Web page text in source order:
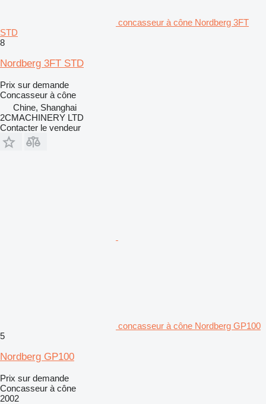
concasseur à cône Nordberg 3FT
STD
8
Nordberg 3FT STD
Prix sur demande
Concasseur à cône
Chine, Shanghai
2CMACHINERY LTD
Contacter le vendeur
concasseur à cône Nordberg GP100
5
Nordberg GP100
Prix sur demande
Concasseur à cône
2002